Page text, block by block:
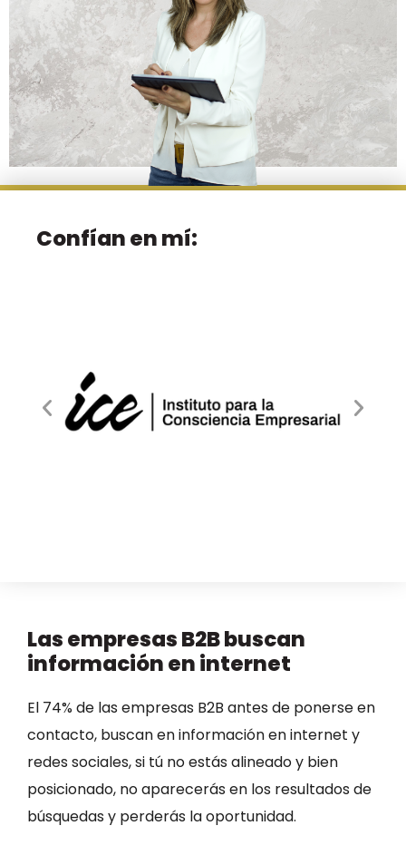
Confían en mí:
Las empresas B2B buscan
información en internet
El 74% de las empresas B2B antes de ponerse en
contacto, buscan en información en internet y
redes sociales, si tú no estás alineado y bien
posicionado, no aparecerás en los resultados de
búsquedas y perderás la oportunidad.